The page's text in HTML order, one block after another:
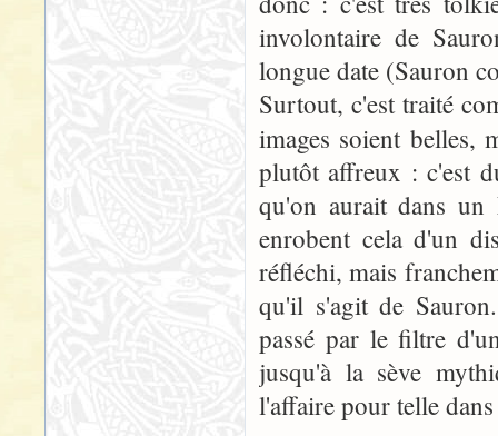
involontaire de
longue date (Sauron
Surtout, c'est traité
images soient belles,
plutôt affreux : c'est
qu'on aurait dans un
enrobent cela d'un
réfléchi, mais
qu'il s'agit de
passé par le filtre
jusqu'à la sève
l'affaire pour telle